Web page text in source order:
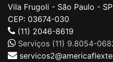
Vila Frugoli - São Paulo - SP
CEP: 03674-030
(11) 2046-8619
Serviços (11) 9.8054-